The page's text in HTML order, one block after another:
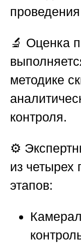
🔬 Оценка
методике
контроля.
⚙️
из четырех
этапов: